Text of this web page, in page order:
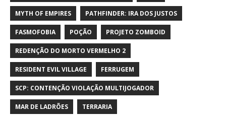
MYTH OF EMPIRES PATHFINDER: IRA DOS JUSTOS
FASMOFOBIA POÇÃO PROJETO ZOMBOID
REDENÇÃO DO MORTO VERMELHO 2
RESIDENT EVIL VILLAGE FERRUGEM
SCP: CONTENÇÃO VIOLAÇÃO MULTIJOGADOR
MAR DE LADRÕES TERRARIA